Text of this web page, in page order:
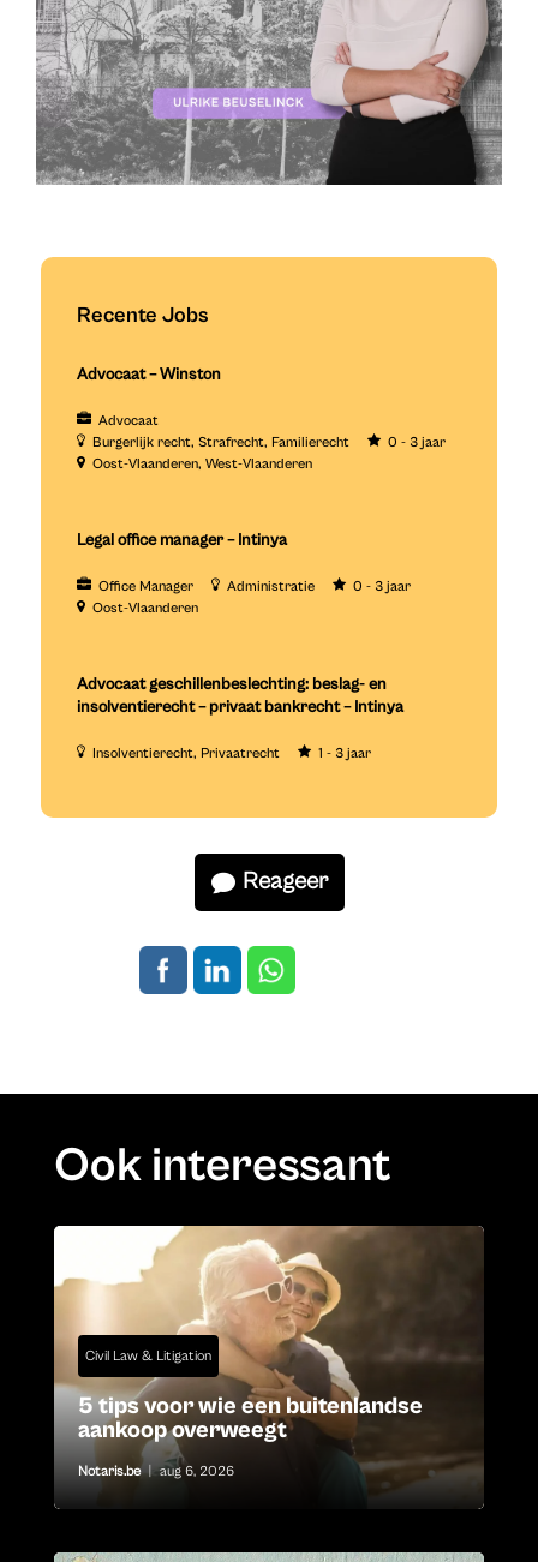
Recente Jobs
Advocaat – Winston
Advocaat
Burgerlijk recht Strafrecht Familierecht
0 - 3 jaar
Oost-Vlaanderen West-Vlaanderen
Legal office manager – Intinya
Office Manager Administratie
0 - 3 jaar
Oost-Vlaanderen
Advocaat geschillenbeslechting: beslag- en
insolventierecht – privaat bankrecht – Intinya
Insolventierecht Privaatrecht 1 - 3 jaar
Reageer
Ook interessant
Civil Law & Litigation
5 tips voor wie een buitenlandse
aankoop overweegt
Notaris.be | aug 6, 2026